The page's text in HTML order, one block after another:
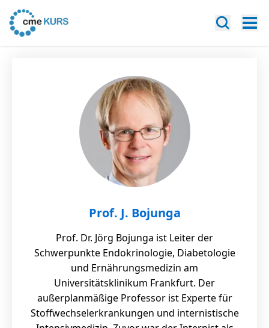
Prof. J. Bojunga
Prof. Dr. Jörg Bojunga ist Leiter der
Schwerpunkte Endokrinologie, Diabetologie
und Ernährungsmedizin am
Universitätsklinikum Frankfurt. Der
außerplanmäßige Professor ist Experte für
Stoffwechselerkrankungen und internistische